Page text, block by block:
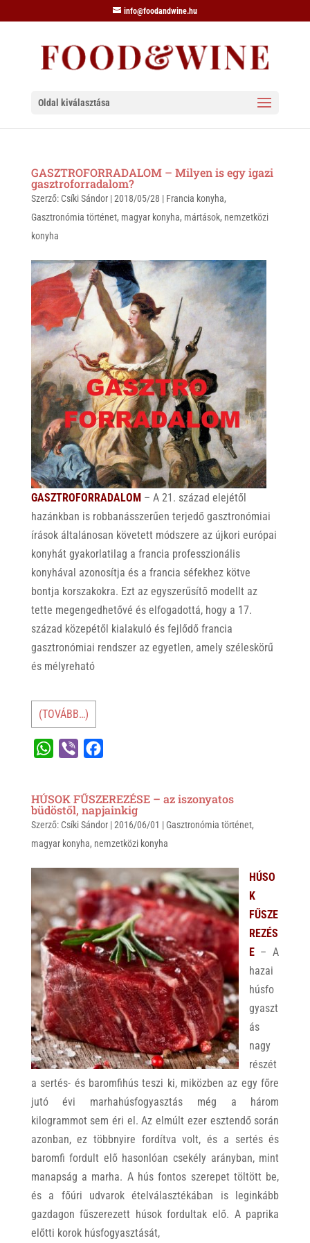
info@foodandwine.hu
Oldal kiválasztása
GASZTROFORRADALOM – Milyen is egy igazi
gasztroforradalom?
Szerző: Csíki Sándor|2018/05/28 | Francia konyha,
Gasztronómia történet, magyar konyha, mártások, nemzetközi
konyha
GASZTROFORRADALOM– A 21. század elejétől
hazánkban is robbanásszerűen terjedő gasztronómiai
írások általánosan követett módszere az újkori európai
konyhát gyakorlatilag a francia professzionális
konyhával azonosítja és a francia séfekhez kötve
bontja korszakokra. Ezt az egyszerűsítő modellt az
tette megengedhetővé és elfogadottá, hogy a 17.
század közepétől kialakuló és fejlődő francia
gasztronómiai rendszer az egyetlen, amely széleskörű
és mélyreható
(TOVÁBB…)
t
s
A
e
r
e
b
o
k
HÚSOK FŰSZEREZÉSE – az iszonyatos
büdöstől, napjainkig
Szerző: Csíki Sándor|2016/06/01 |Gasztronómia történet,
magyar konyha, nemzetközi konyha
HÚSO
K
FŰSZE
REZÉS
E– A
hazai
húsfo
gyaszt
ás
nagy
részét
a sertés- és baromfihús teszi ki, miközben az egy főre
jutó évi marhahúsfogyasztás még a három
kilogrammot sem éri el. Az elmúlt ezer esztendő során
azonban, ez többnyire fordítva volt, és a sertés és
baromfi fordult elő hasonlóan csekély arányban, mint
manapság a marha. A hús fontos szerepet töltött be,
és a főúri udvarok ételválasztékában is leginkább
gazdagon fűszerezett húsok fordultak elő. A paprika
előtti korok húsfogyasztását,